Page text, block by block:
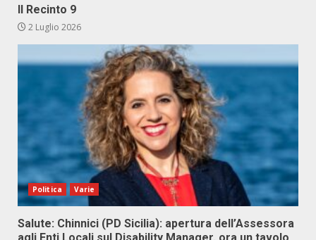
Il Recinto 9
2 Luglio 2026
Politica Varie
Salute: Chinnici (PD Sicilia): apertura dell’Assessora